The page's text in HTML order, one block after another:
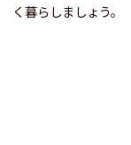
く暮らしましょう。